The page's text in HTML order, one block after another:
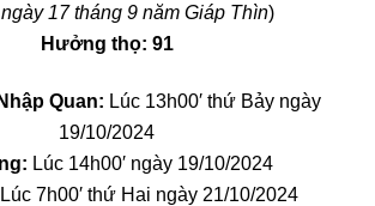
17 tháng 9 năm Giáp Thìn)
Hưởng thọ: 91
Quan: Lúc 13h00′ thứ Bảy ngày
19/10/2024
Lúc 14h00′ ngày 19/10/2024
Lúc 7h00′ thứ Hai ngày 21/10/2024